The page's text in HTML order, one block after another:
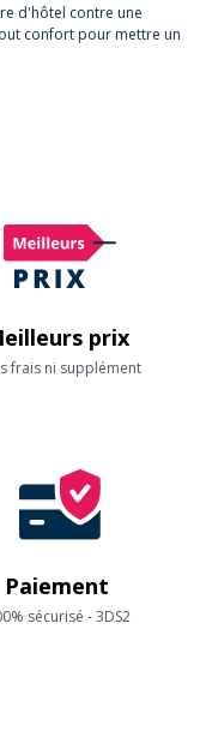
d'hôtel contre une
confort pour mettre un
prix
frais ni supplément
Paiement
sécurisé - 3DS2